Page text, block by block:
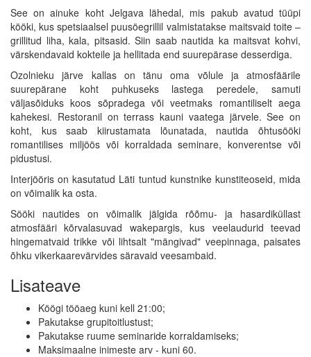
See on ainuke koht Jelgava lähedal, mis pakub avatud tüüpi
kööki, kus spetsiaalsel puusöegrillil valmistatakse maitsvaid toite –
grillitud liha, kala, pitsasid. Siin saab nautida ka maitsvat kohvi,
värskendavaid kokteile ja hellitada end suurepärase desserdiga.
Ozolnieku järve kallas on tänu oma võlule ja atmosfäärile
suurepärane koht puhkuseks lastega peredele, samuti
väljasõiduks koos sõpradega või veetmaks romantiliselt aega
kahekesi. Restoranil on terrass kauni vaatega järvele. See on
koht, kus saab kiirustamata lõunatada, nautida õhtusööki
romantilises miljöös või korraldada seminare, konverentse või
pidustusi.
Interjööris on kasutatud Läti tuntud kunstnike kunstiteoseid, mida
on võimalik ka osta.
Sööki nautides on võimalik jälgida rõõmu- ja hasardiküllast
atmosfääri kõrvalasuvad wakepargis, kus veelaudurid teevad
hingematvaid trikke või lihtsalt "mängivad" veepinnaga, paisates
õhku vikerkaarevärvides säravaid veesambaid.
Lisateave
Köögi tööaeg kuni kell 21:00;
Pakutakse grupitoitlustust;
Pakutakse ruume seminaride korraldamiseks;
Maksimaalne inimeste arv - kuni 60.